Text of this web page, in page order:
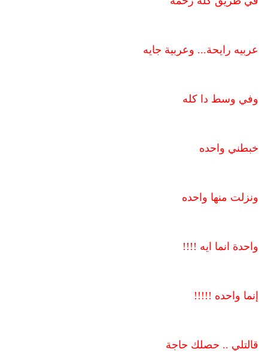
عربيه رايحة... وعربية جايه
وفي وسط دا كله
خبطني واحده
ونزلت منها واحده
واحدة انما ايه !!!!
إنما واحده !!!!!
قالتلي .. حصلك حاجة